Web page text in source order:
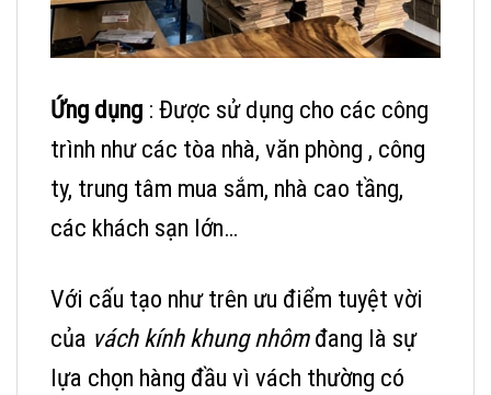
Ứng dụng : Được sử dụng cho các công
trình như các tòa nhà, văn phòng , công
ty, trung tâm mua sắm, nhà cao tầng,
các khách sạn lớn…
Với cấu tạo như trên ưu điểm tuyệt vời
của vách kính khung nhômđang là sự
lựa chọn hàng đầu vì vách thường có